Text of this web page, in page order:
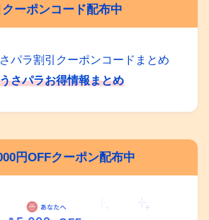
ーポンコード配布中
パラお得情報まとめ
円OFFクーポン配布中